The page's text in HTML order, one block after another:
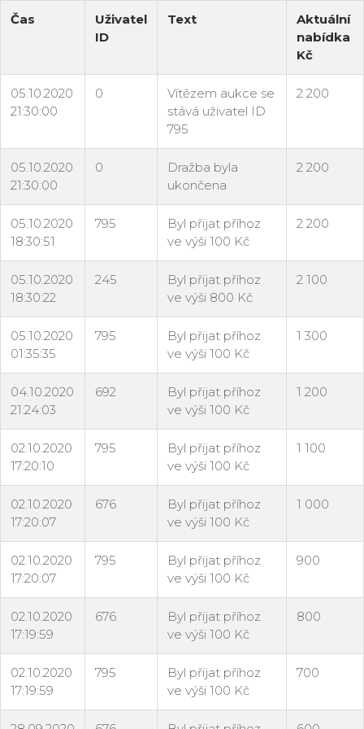
Čas
Uživatel
ID
Text
Aktuální
nabídka
Kč
05.10.2020
21:30:00
0
Vítězem aukce se
stává uživatel ID
795
2 200
05.10.2020
21:30:00
0
Dražba byla
ukončena
2 200
05.10.2020
18:30:51
795
Byl přijat příhoz
ve výši 100 Kč
2 200
05.10.2020
18:30:22
245
Byl přijat příhoz
ve výši 800 Kč
2 100
05.10.2020
01:35:35
795
Byl přijat příhoz
ve výši 100 Kč
1 300
04.10.2020
21:24:03
692
Byl přijat příhoz
ve výši 100 Kč
1 200
02.10.2020
17:20:10
795
Byl přijat příhoz
ve výši 100 Kč
1 100
02.10.2020
17:20:07
676
Byl přijat příhoz
ve výši 100 Kč
1 000
02.10.2020
17:20:07
795
Byl přijat příhoz
ve výši 100 Kč
900
02.10.2020
17:19:59
676
Byl přijat příhoz
ve výši 100 Kč
800
02.10.2020
17:19:59
795
Byl přijat příhoz
ve výši 100 Kč
700